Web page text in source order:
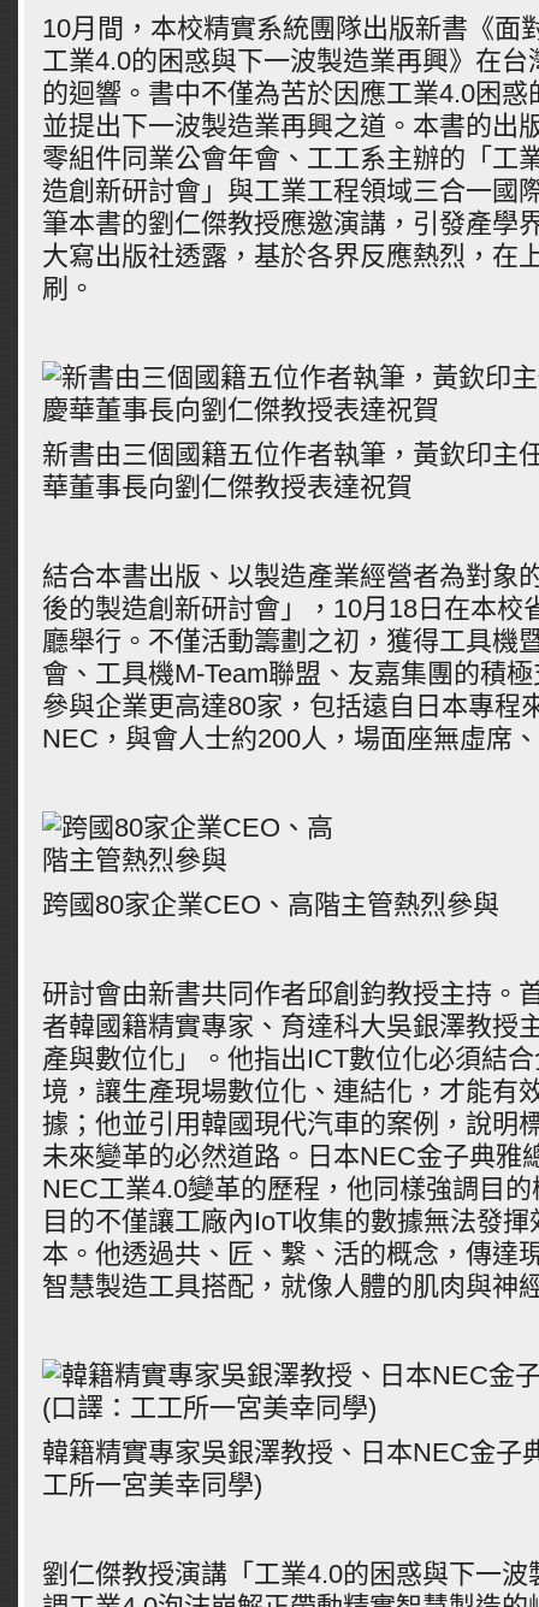
10月間，本校精實系統團隊出版新書《面
工業4.0的困惑與下一波製造業再興》在
的迴響。書中不僅為苦於因應工業4.0困
並提出下一波製造業再興之道。本書的出
零組件同業公會年會、工工系主辦的「工
造創新研討會」與工業工程領域三合一國
筆本書的劉仁傑教授應邀演講，引發產學
大寫出版社透露，基於各界反應熱烈，在
刷。
新書由三個國籍五位作者執筆，黃欽印主
華董事長向劉仁傑教授表達祝賀
結合本書出版、以製造產業經營者為對象
後的製造創新研討會」，10月18日在本校
廳舉行。不僅活動籌劃之初，獲得工具機
會、工具機M-Team聯盟、友嘉集團的積
參與企業更高達80家，包括遠自日本專程
NEC，與會人士約200人，場面座無虛席
跨國80家企業CEO、高階主管熱烈參與
研討會由新書共同作者邱創鈞教授主持。
者韓國籍精實專家、育達科大吳銀澤教授
產與數位化」。他指出ICT數位化必須結
境，讓生產現場數位化、連結化，才能有
據；他並引用韓國現代汽車的案例，說明
未來變革的必然道路。日本NEC金子典雅
NEC工業4.0變革的歷程，他同樣強調目
目的不僅讓工廠內IoT收集的數據無法發
本。他透過共、匠、繫、活的概念，傳達
智慧製造工具搭配，就像人體的肌肉與神
韓籍精實專家吳銀澤教授、日本NEC金子
工所一宮美幸同學)
劉仁傑教授演講「工業4.0的困惑與下一波